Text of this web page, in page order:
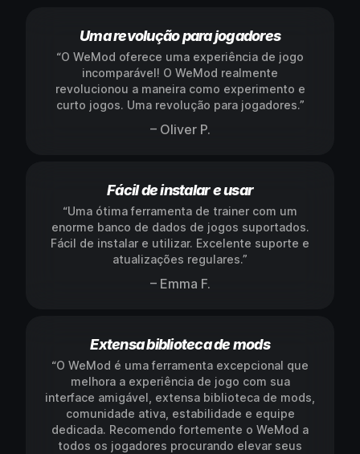
Uma revolução para jogadores
“O WeMod oferece uma experiência de jogo
incomparável! O WeMod realmente
revolucionou a maneira como experimento e
curto jogos. Uma revolução para jogadores.”
– Oliver P.
Fácil de instalar e usar
“Uma ótima ferramenta de trainer com um
enorme banco de dados de jogos suportados.
Fácil de instalar e utilizar. Excelente suporte e
atualizações regulares.”
– Emma F.
Extensa biblioteca de mods
“O WeMod é uma ferramenta excepcional que
melhora a experiência de jogo com sua
interface amigável, extensa biblioteca de mods,
comunidade ativa, estabilidade e equipe
dedicada. Recomendo fortemente o WeMod a
todos os jogadores procurando elevar seus